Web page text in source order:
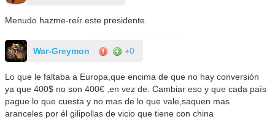
Menudo hazme-reír este presidente.
War-Greymon +0
Lo que le faltaba a Europa,que encima de que no hay conversión
ya que 400$ no son 400€ ,en vez de. Cambiar eso y que cada país
pague lo que cuesta y no mas de lo que vale,saquen mas
aranceles por él gilipollas de vicio que tiene con china